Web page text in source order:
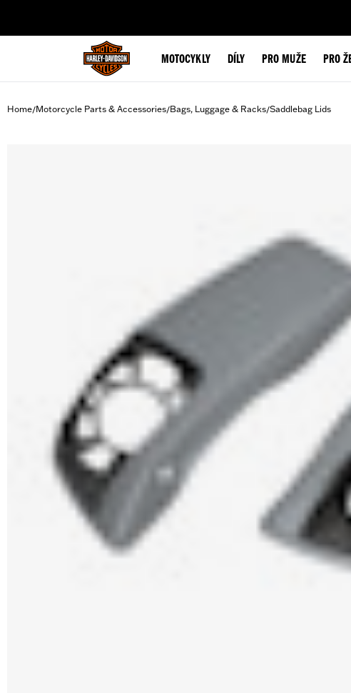
MOTOCYKLY DÍLY PRO MUŽE PRO
Home/Motorcycle Parts & Accessories/Bags, Luggage & Racks/Saddlebag Lids